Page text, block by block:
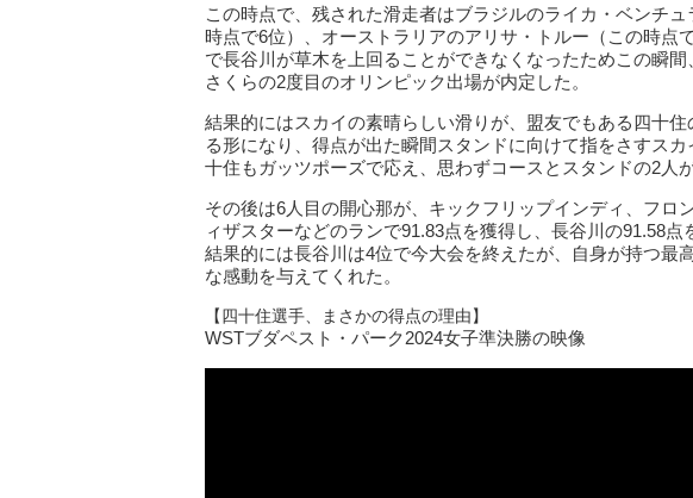
この時点で、残された滑走者はブラジルのライカ・ベンチ
時点で6位）、オーストラリアのアリサ・トルー（この時点
で長谷川が草木を上回ることができなくなったためこの瞬
さくらの2度目のオリンピック出場が内定した。
結果的にはスカイの素晴らしい滑りが、盟友でもある四十
る形になり、得点が出た瞬間スタンドに向けて指をさすス
十住もガッツポーズで応え、思わずコースとスタンドの2人
その後は6人目の開心那が、キックフリップインディ、フロ
ィザスターなどのランで91.83点を獲得し、長谷川の91.58点
結果的には長谷川は4位で今大会を終えたが、自身が持つ最
な感動を与えてくれた。
【四十住選手、まさかの得点の理由】
WSTブダペスト・パーク2024女子準決勝の映像